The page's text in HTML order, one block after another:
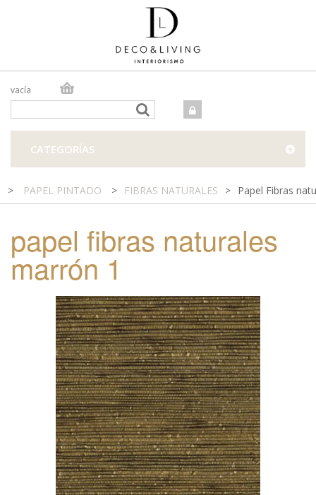
vacía
TIENDA FÍSICA
CATEGORÍAS
> PAPEL PINTADO > FIBRAS NATURALES > Papel Fibras
papel fibras naturales
marrón 1